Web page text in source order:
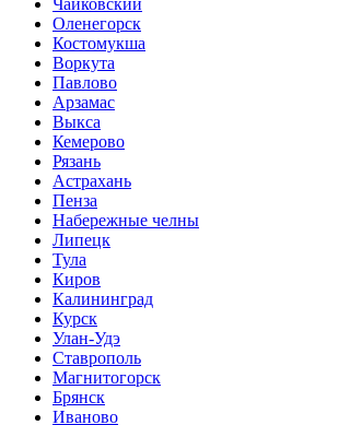
Оленегорск
Костомукша
Воркута
Павлово
Арзамас
Выкса
Кемерово
Рязань
Астрахань
Пенза
Набережные челны
Липецк
Тула
Киров
Калининград
Курск
Улан-Удэ
Ставрополь
Магнитогорск
Брянск
Иваново